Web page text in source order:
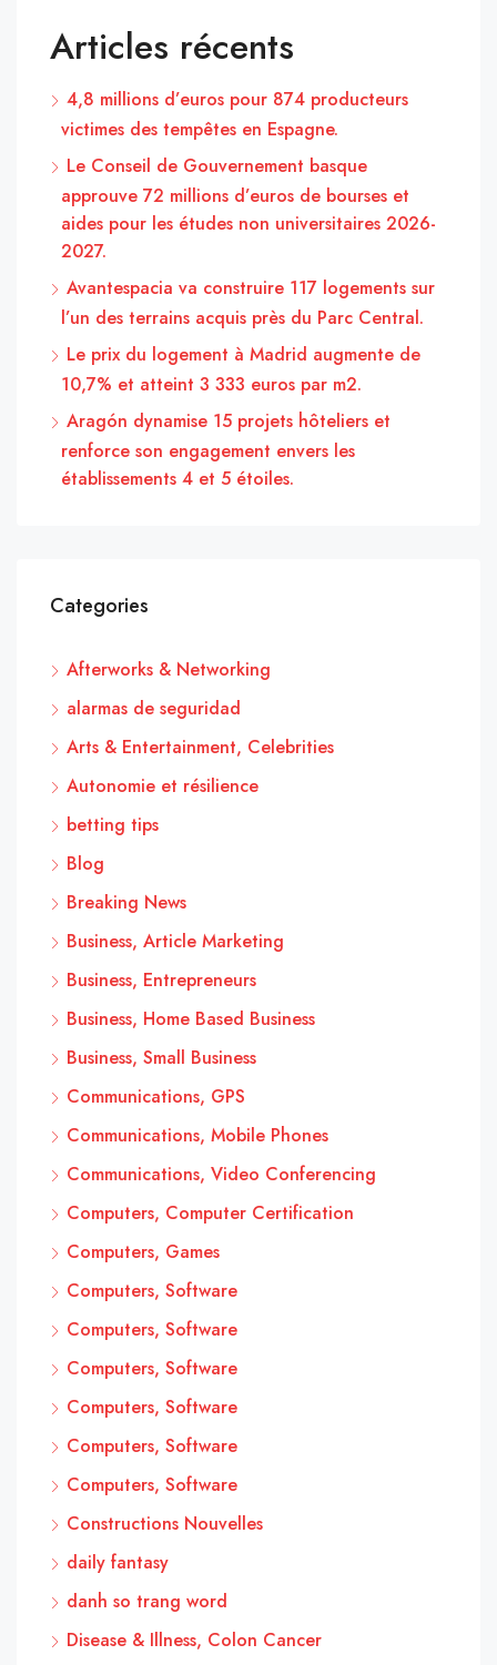
Articles récents
4,8 millions d’euros pour 874 producteurs
victimes des tempêtes en Espagne.
Le Conseil de Gouvernement basque
approuve 72 millions d’euros de bourses et
aides pour les études non universitaires 2026-
2027.
Avantespacia va construire 117 logements sur
l’un des terrains acquis près du Parc Central.
Le prix du logement à Madrid augmente de
10,7% et atteint 3 333 euros par m2.
Aragón dynamise 15 projets hôteliers et
renforce son engagement envers les
établissements 4 et 5 étoiles.
Categories
Afterworks & Networking
alarmas de seguridad
Arts & Entertainment, Celebrities
Autonomie et résilience
betting tips
Blog
Breaking News
Business, Article Marketing
Business, Entrepreneurs
Business, Home Based Business
Business, Small Business
Communications, GPS
Communications, Mobile Phones
Communications, Video Conferencing
Computers, Computer Certification
Computers, Games
Computers, Software
Computers, Software
Computers, Software
Computers, Software
Computers, Software
Computers, Software
Constructions Nouvelles
daily fantasy
danh so trang word
Disease & Illness, Colon Cancer